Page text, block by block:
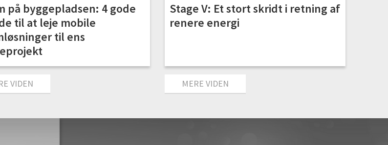
på byggepladsen: 4 gode
til at leje mobile
til ens
VIDEN
Stage V: Et stort skridt i retning af
renere energi
MERE VIDEN